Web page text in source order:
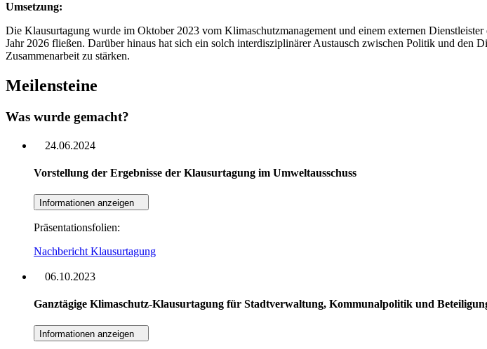
Umsetzung:
Die Klausurtagung wurde im Oktober 2023 vom Klimaschutzmanagement und einem externen
Jahr 2026 fließen. Darüber hinaus hat sich ein solch interdisziplinärer Austausch zwischen Politik und den
Zusammenarbeit zu stärken.
Meilensteine
Was wurde gemacht?
24.06.2024
Vorstellung der Ergebnisse der Klausurtagung im Umweltausschuss
Informationen anzeigen
Präsentationsfolien:
Nachbericht Klausurtagung
06.10.2023
Ganztägige Klimaschutz-Klausurtagung für Stadtverwaltung, Kommunalpolitik und
Informationen anzeigen